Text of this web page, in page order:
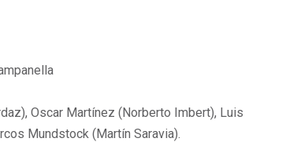
Oscar Martínez (Norberto Imbert), Luis
Mundstock (Martín Saravia).